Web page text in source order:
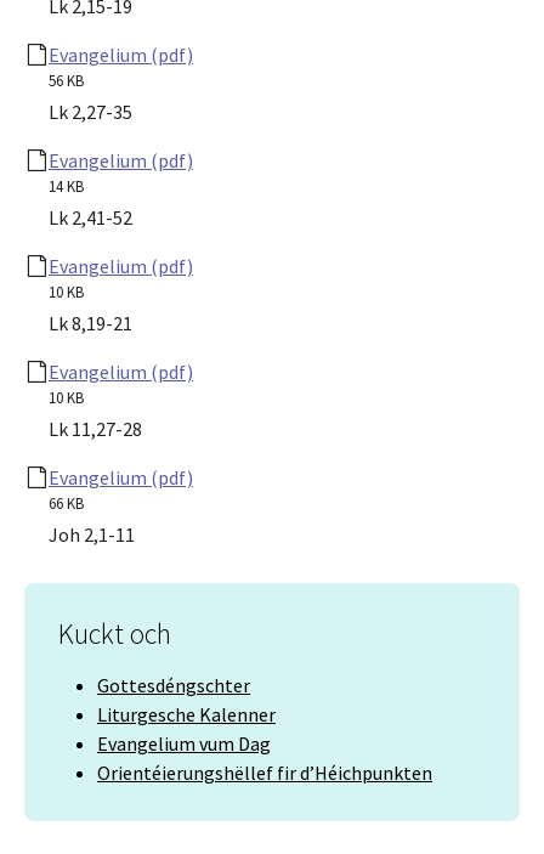
Lk 2,15-19
Evangelium (pdf)
56 KB
Lk 2,27-35
Evangelium (pdf)
14 KB
Lk 2,41-52
Evangelium (pdf)
10 KB
Lk 8,19-21
Evangelium (pdf)
10 KB
Lk 11,27-28
Evangelium (pdf)
66 KB
Joh 2,1-11
Kuckt och
Gottesdéngschter
Liturgesche Kalenner
Evangelium vum Dag
Orientéierungshëllef fir d’Héichpunkten